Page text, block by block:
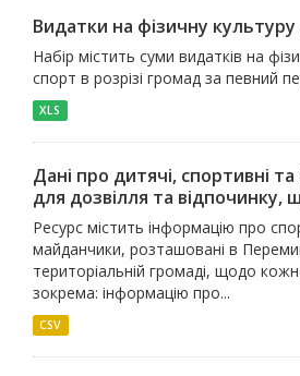
Видатки на фізичну
Набір містить суми видатків на
спорт в розрізі громад за певний
XLS
Дані про дитячі, спортивні
для дозвілля та відпочинку,
Ресурс містить інформацію про
майданчики, розташовані в
територіальній громаді, щодо
зокрема: інформацію про...
CSV